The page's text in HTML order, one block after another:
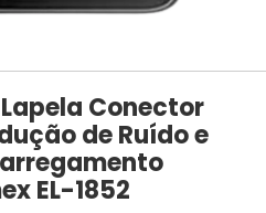
Conector
de Ruído e
EL-1852